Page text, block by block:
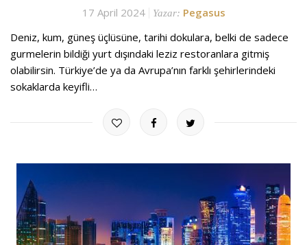
17 April 2024 Yazar: Pegasus
Deniz, kum, güneş üçlüsüne, tarihi dokulara, belki de sadece
gurmelerin bildiği yurt dışındaki leziz restoranlara gitmiş
olabilirsin. Türkiye’de ya da Avrupa’nın farklı şehirlerindeki
sokaklarda keyifli…